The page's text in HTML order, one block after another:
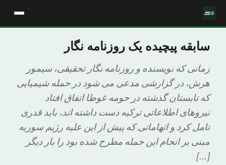
سابقه پیچیده یک روزنامه نگار
زمانی که نویسنده و روزنامه نگار تحقیقی، سیمور
هرش، در گزارشی مدعی می شود در حمله شیمیایی
که تابستان گذشته در حومه غوطا اتفاق افتاد
نیروهای اطلاعاتی ترکیه دست داشته اند، باید قدری
تامل کرد و اتهاماتی که پیش از این علیه رژیم سوریه
مبنی بر انجام این حمله مطرح شده بود را بار دیگر
[…]